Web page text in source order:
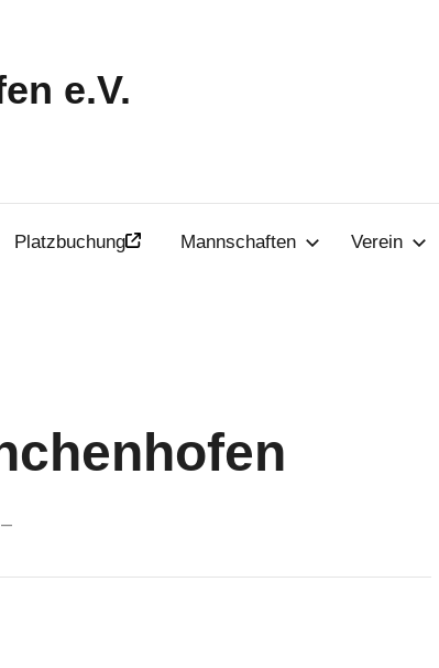
e.V.
Platzbuchung Mannschaften Verein